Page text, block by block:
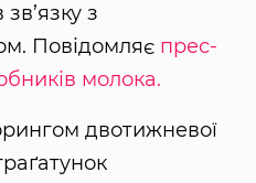
з
Повідомляє прес-
молока.
двотижневої